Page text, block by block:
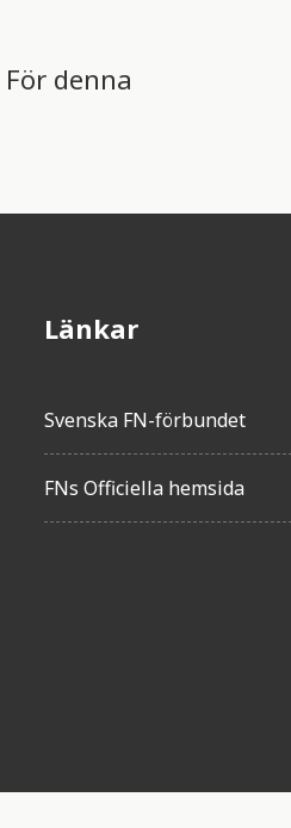
denna
Länkar
Svenska FN-förbundet
FNs Officiella hemsida